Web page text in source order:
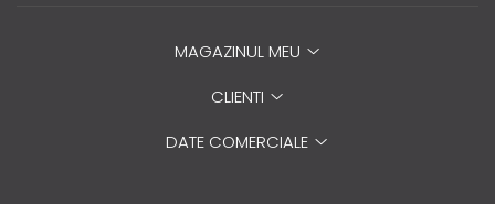
MAGAZINUL MEU
CLIENTI
DATE COMERCIALE